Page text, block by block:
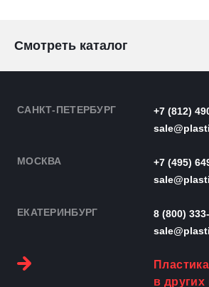
Смотреть каталог
САНКТ-ПЕТЕРБУРГ
+7 (812)
МОСКВА
+7 (495)
ЕКАТЕРИНБУРГ
8 (800)
в других